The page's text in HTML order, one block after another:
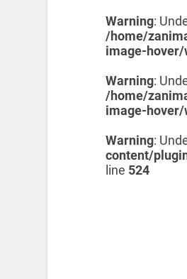
Warning:
/home/
image-hover/
Warning:
/home/
image-hover/
Warning:
content/
line 524